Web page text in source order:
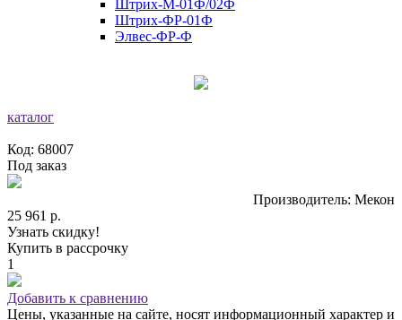
Штрих-М-01Ф/02Ф
Штрих-ФР-01Ф
Элвес-ФР-Ф
каталог
Код: 68007
Под заказ
Производитель: Мекон
25 961 р.
Узнать скидку!
Купить в рассрочку
1
Добавить к сравнению
Цены, указанные на сайте, носят информационный характер и